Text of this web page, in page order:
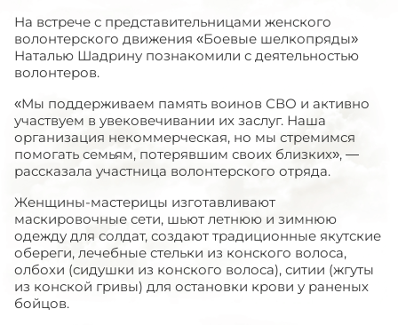
На встрече с представительницами женского
волонтерского движения «Боевые шелкопряды»
Наталью Шадрину познакомили с деятельностью
волонтеров.
«Мы поддерживаем память воинов СВО и активно
участвуем в увековечивании их заслуг. Наша
организация некоммерческая, но мы стремимся
помогать семьям, потерявшим своих близких», —
рассказала участница волонтерского отряда.
Женщины-мастерицы изготавливают
маскировочные сети, шьют летнюю и зимнюю
одежду для солдат, создают традиционные якутские
обереги, лечебные стельки из конского волоса,
олбохи (сидушки из конского волоса), ситии (жгуты
из конской гривы) для остановки крови у раненых
бойцов.